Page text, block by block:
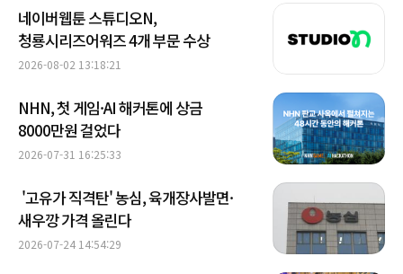
네이버웹툰 스튜디오N,
청룡시리즈어워즈 4개 부문 수상
2026-08-02 13:18:21
NHN, 첫 게임·AI 해커톤에 상금
8000만원 걸었다
2026-07-31 16:25:33
'고유가 직격탄' 농심, 육개장사발면·
새우깡 가격 올린다
2026-07-24 14:54:29